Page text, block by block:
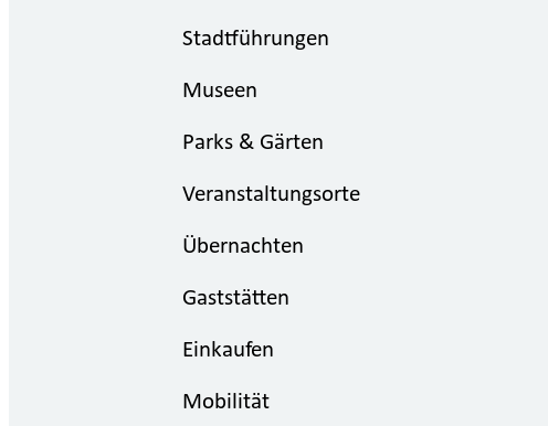
Stadtführungen
Museen
Parks & Gärten
Veranstaltungsorte
Übernachten
Gaststätten
Einkaufen
Mobilität